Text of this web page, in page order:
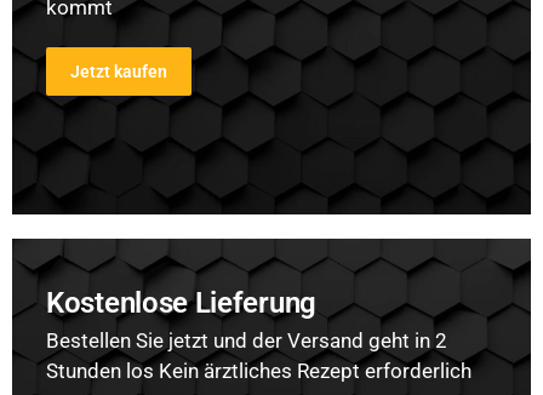
kommt
Jetzt kaufen
Kostenlose Lieferung
Bestellen Sie jetzt und der Versand geht in 2
Stunden los Kein ärztliches Rezept erforderlich